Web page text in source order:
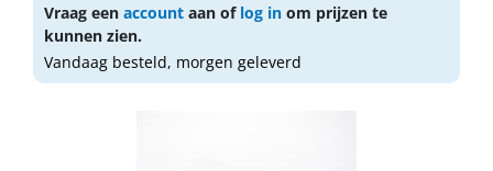
Vraag een account aan of log in om prijzen te
kunnen zien.
Vandaag besteld, morgen geleverd